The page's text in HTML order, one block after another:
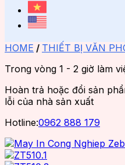
HOME / THIẾT BỊ VĂN
Trong vòng 1 - 2 giờ làm
Hoàn trả hoặc đổi sản
lỗi của nhà sản xuất
Hotline:0962 888 179